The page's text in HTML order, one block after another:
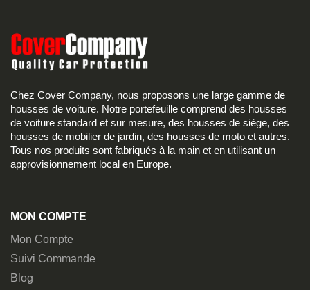
Chez Cover Company, nous proposons une large gamme de
housses de voiture. Notre portefeuille comprend des housses
de voiture standard et sur mesure, des housses de siège, des
housses de mobilier de jardin, des housses de moto et autres.
Tous nos produits sont fabriqués à la main et en utilisant un
approvisionnement local en Europe.
MON COMPTE
Mon Compte
Suivi Commande
Blog